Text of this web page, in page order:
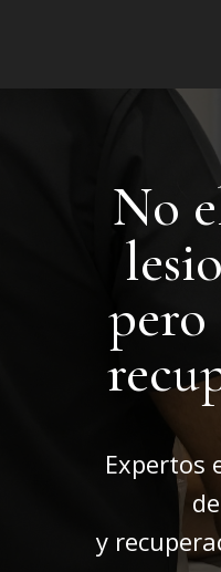
No
pero
Expertos
y